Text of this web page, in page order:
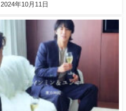
2024年10月11日